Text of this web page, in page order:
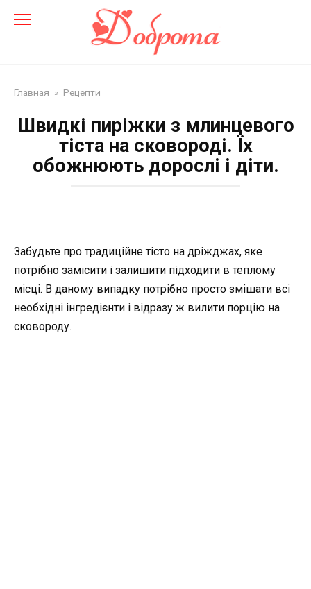
Главная » Рецепти
Швидкі пиріжки з млинцевого
тіста на сковороді. Їх
обожнюють дорослі і діти.
Забудьте про традиційне тісто на дріжджах, яке
потрібно замісити і залишити підходити в теплому
місці. В даному випадку потрібно просто змішати всі
необхідні інгредієнти і відразу ж вилити порцію на
сковороду.